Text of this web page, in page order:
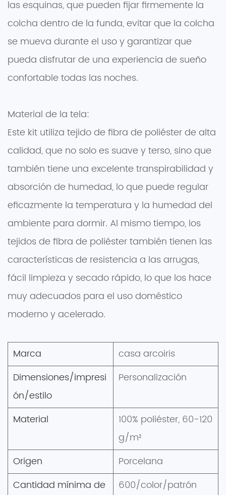
las esquinas, que pueden fijar firmemente la
colcha dentro de la funda, evitar que la colcha
se mueva durante el uso y garantizar que
pueda disfrutar de una experiencia de sueño
confortable todas las noches.
Material de la tela:
Este kit utiliza tejido de fibra de poliéster de alta
calidad, que no solo es suave y terso, sino que
también tiene una excelente transpirabilidad y
absorción de humedad, lo que puede regular
eficazmente la temperatura y la humedad del
ambiente para dormir. Al mismo tiempo, los
tejidos de fibra de poliéster también tienen las
características de resistencia a las arrugas,
fácil limpieza y secado rápido, lo que los hace
muy adecuados para el uso doméstico
moderno y acelerado.
Marca
casa arcoiris
Dimensiones/impresi
ón/estilo
Personalización
Material
100% poliéster, 60-120
g/m²
Origen
Porcelana
Cantidad mínima de
600/color/patrón